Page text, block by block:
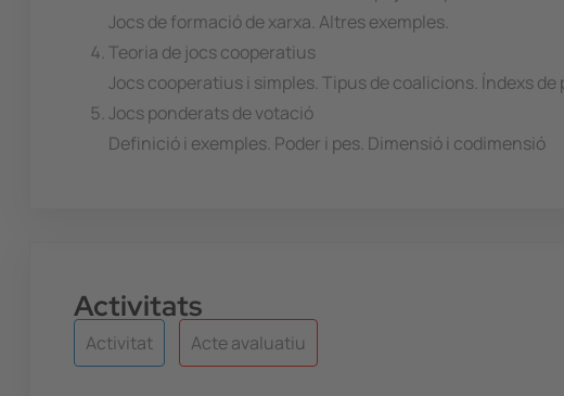
Jocs de formació de xarxa. Altres exemples.
Teoria de jocs cooperatius
Jocs cooperatius i simples. Tipus de coalicions. Índexs
Jocs ponderats de votació
Definició i exemples. Poder i pes. Dimensió i codimensió
Activitats
Activitat Acte avaluatiu